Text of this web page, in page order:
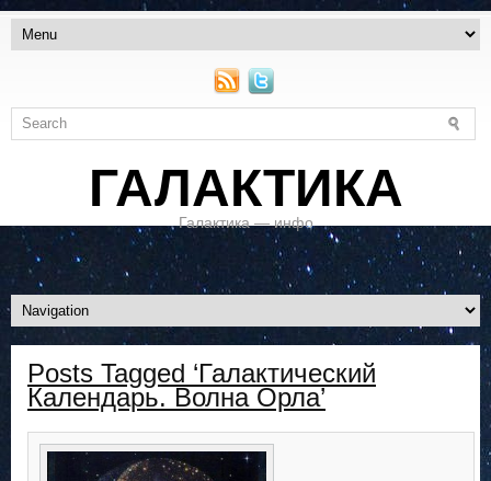
ГАЛАКТИКА
Галактика — инфо
Posts Tagged ‘Галактический
Календарь. Волна Орла’